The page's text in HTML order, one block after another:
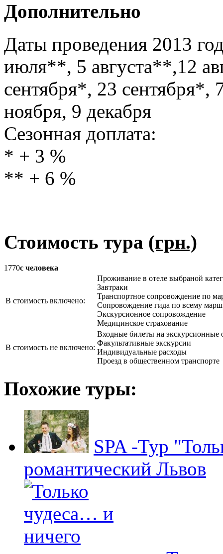
Дополнительно
Даты проведения 2013
июля**, 5 августа**,12
сентября*, 23 сентября*,
ноября, 9 декабря
Сезонная доплата:
* + 3 %
** + 6 %
Стоимость тура (грн.)
1770с человека
В стоимость включено:
Проживание в отеле выбраной
Завтраки
Транспортное сопровождение по
Сопровождение гида по всему
Экскурсионное сопровождение
Медицинское страхование
В стоимость не включено:
Входные билеты на экскурсионные
Факультативные экскурсии
Индивидуальные расходы
Проезд в общественном транспорте
Похожие туры:
SPA -Тур
романтический Львов